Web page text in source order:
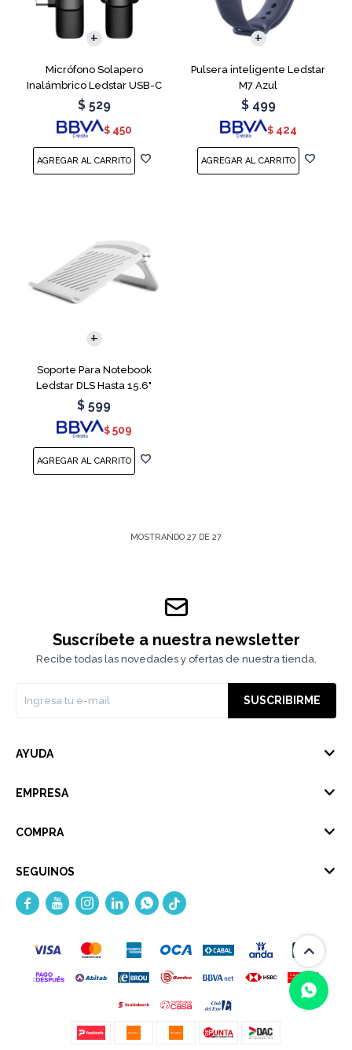
Micrófono Solapero
Inalámbrico Ledstar USB-C
$ 529
$ 450
Pulsera inteligente Ledstar
M7 Azul
$ 499
$ 424
Soporte Para Notebook
Ledstar DLS Hasta 15.6"
$ 599
$ 509
MOSTRANDO 27 DE 27
Suscríbete a nuestra newsletter
Recibe todas las novedades y ofertas de nuestra tienda.
SUSCRIBIRME
AYUDA
EMPRESA
COMPRA
SEGUINOS
    